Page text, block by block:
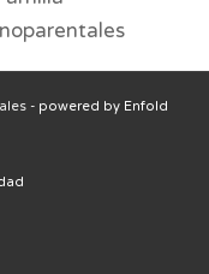
- powered by Enfold